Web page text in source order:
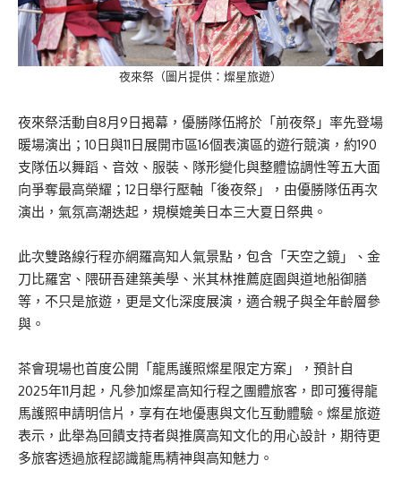
夜來祭（圖片提供：燦星旅遊）
夜來祭活動自8月9日揭幕，優勝隊伍將於「前夜祭」率先登場
暖場演出；10日與11日展開市區16個表演區的遊行競演，約190
支隊伍以舞蹈、音效、服裝、隊形變化與整體協調性等五大面
向爭奪最高榮耀；12日舉行壓軸「後夜祭」，由優勝隊伍再次
演出，氣氛高潮迭起，規模媲美日本三大夏日祭典。
此次雙路線行程亦網羅高知人氣景點，包含「天空之鏡」、金
刀比羅宮、隈研吾建築美學、米其林推薦庭園與道地船御膳
等，不只是旅遊，更是文化深度展演，適合親子與全年齡層參
與。
茶會現場也首度公開「龍馬護照燦星限定方案」，預計自
2025年11月起，凡參加燦星高知行程之團體旅客，即可獲得龍
馬護照申請明信片，享有在地優惠與文化互動體驗。燦星旅遊
表示，此舉為回饋支持者與推廣高知文化的用心設計，期待更
多旅客透過旅程認識龍馬精神與高知魅力。